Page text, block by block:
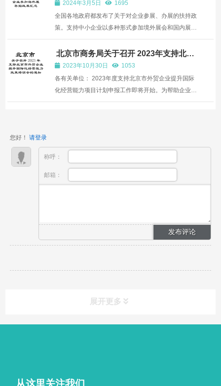
一、新备案企业...
2024年3月5日
1695
全国各地政府都发布了关于对企业参展、办展的扶持政
策。支持中小企业以多种形式参加境外展会和国内展
会。根据大家的需求，出展网将各地对参加国外展会的
扶持政策进行了整理
北京市商务局关于召开 2023年支持北京
市外贸企业提升国际化经营能力政策培训
会的通知
2023年10月30日
1053
各有关单位： 2023年度支持北京市外贸企业提升国际
化经营能力项目计划申报工作即将开始。为帮助企业了
解最新外贸支持政策，做好2023年项目申报工作，市
您好！ 请登录
称呼：
邮箱：
展开更多
从这里关注我们